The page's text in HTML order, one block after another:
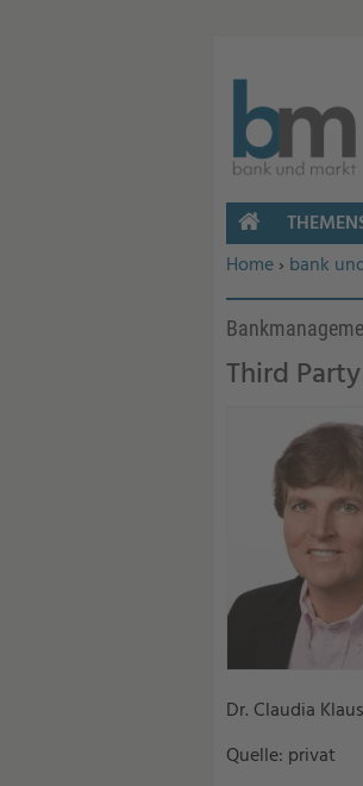
Sie befinden
Home› bank
Third
Dr. Claudia
Quelle: privat
HOME